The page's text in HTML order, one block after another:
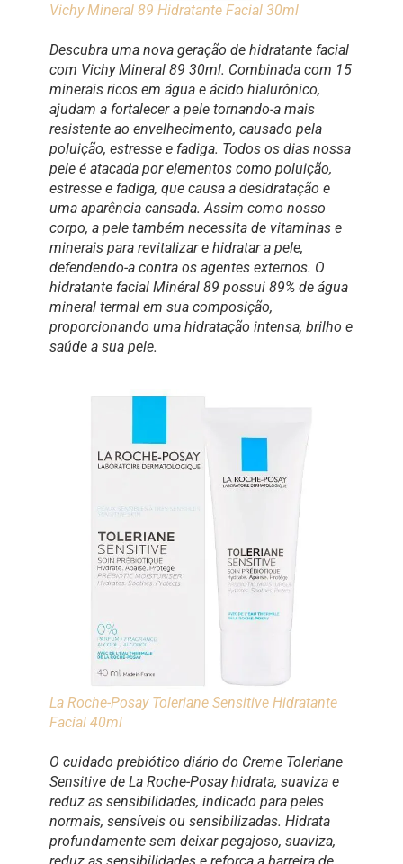
Vichy Mineral 89 Hidratante Facial 30ml
Descubra uma nova geração de hidratante facial
com Vichy Mineral 89 30ml. Combinada com 15
minerais ricos em água e ácido hialurônico,
ajudam a fortalecer a pele tornando-a mais
resistente ao envelhecimento, causado pela
poluição, estresse e fadiga. Todos os dias nossa
pele é atacada por elementos como poluição,
estresse e fadiga, que causa a desidratação e
uma aparência cansada. Assim como nosso
corpo, a pele também necessita de vitaminas e
minerais para revitalizar e hidratar a pele,
defendendo-a contra os agentes externos. O
hidratante facial Minéral 89 possui 89% de água
mineral termal em sua composição,
proporcionando uma hidratação intensa, brilho e
saúde a sua pele.
La Roche-Posay Toleriane Sensitive Hidratante
Facial 40ml
O cuidado prebiótico diário do Creme Toleriane
Sensitive de La Roche-Posay hidrata, suaviza e
reduz as sensibilidades, indicado para peles
normais, sensíveis ou sensibilizadas. Hidrata
profundamente sem deixar pegajoso, suaviza,
reduz as sensibilidades e reforça a barreira de